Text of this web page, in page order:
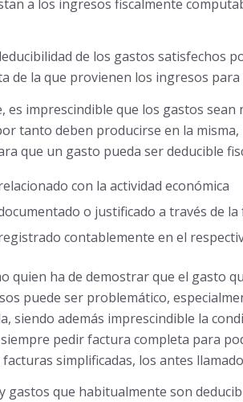
a los ingresos fiscalmente
de los gastos
de la que provienen los ingresos
es imprescindible que los gastos sean
tanto deben producirse en la
que un gasto pueda ser deducible
con la actividad económica
o justificado a través de
contablemente en el
quien ha de demostrar que el gasto
puede ser problemático,
siendo además imprescindible la
pedir factura completa para
simplificadas, los antes
gastos que habitualmente son